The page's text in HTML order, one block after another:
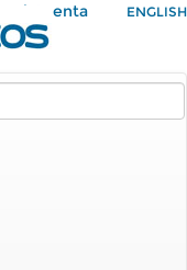
Mi Cuenta ENGLISH